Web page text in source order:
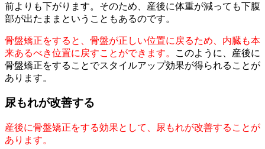
前よりも下がります。そのため、産後に体重が減っても下腹
部が出たままということもあるのです。
骨盤矯正をすると、骨盤が正しい位置に戻るため、内臓も本
来あるべき位置に戻すことができます。
このように、産後に
骨盤矯正をすることでスタイルアップ効果が得られることが
あります。
尿もれが改善する
産後に骨盤矯正をする効果として、尿もれが改善することが
あります。